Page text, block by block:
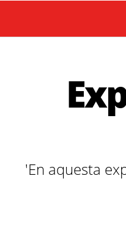
'En aquesta